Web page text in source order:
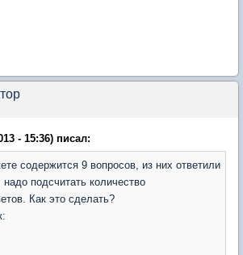
- 15:36) писал:
содержится 9 вопросов, из них ответили
подсчитать количество
Как это сделать?